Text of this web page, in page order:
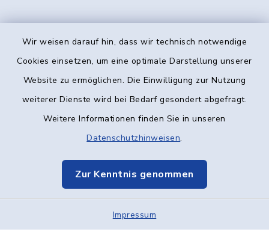
Wir weisen darauf hin, dass wir technisch notwendige
Cookies einsetzen, um eine optimale Darstellung unserer
Website zu ermöglichen. Die Einwilligung zur Nutzung
weiterer Dienste wird bei Bedarf gesondert abgefragt.
Weitere Informationen finden Sie in unseren
Datenschutzhinweisen.
Zur Kenntnis genommen
Impressum
Kontakt
Datenschutz
Elektronische Kommunikation
Sitemap